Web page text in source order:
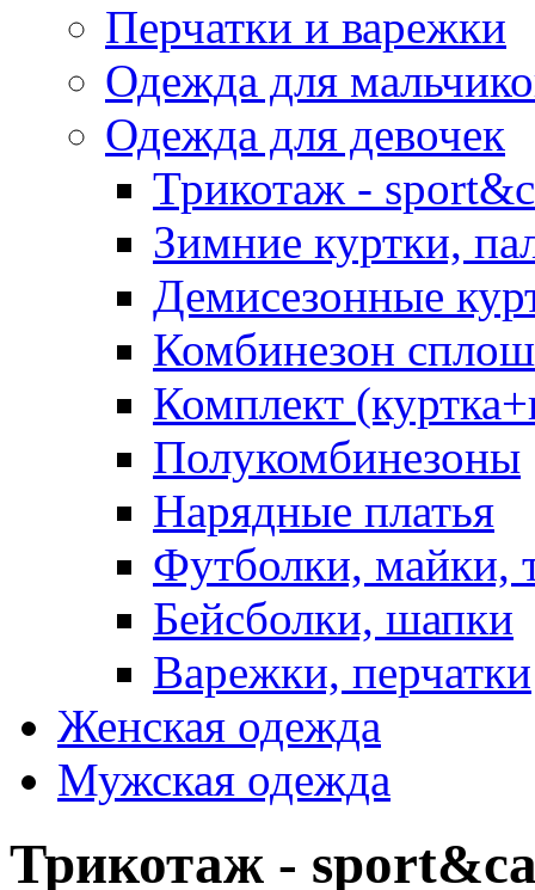
Перчатки и варежки
Одежда для
Одежда для девочек
Трикотаж -
Зимние куртки,
Демисезонные
Комбинезон
Комплект
Полукомбинезоны
Нарядные платья
Футболки, майки,
Бейсболки, шапки
Варежки, перчатки
Женская одежда
Мужская одежда
Трикотаж -